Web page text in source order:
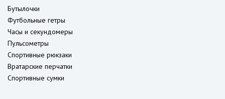
Бутылочки
Футбольные гетры
Часы и секундомеры
Пульсометры
Спортивные рюкзаки
Вратарские перчатки
Спортивные сумки